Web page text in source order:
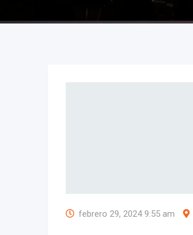
febrero 29, 2024 9:55 am